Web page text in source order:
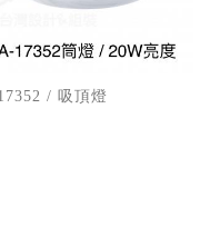
/ 吸頂燈